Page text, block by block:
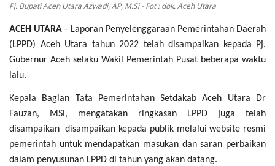
Pj. Bupati Aceh Utara Azwadi, AP, M.Si - Fot : dok. Aceh Utara
ACEH UTARA - Laporan Penyelenggaraan Pemerintahan Daerah
(LPPD) Aceh Utara tahun 2022 telah disampaikan kepada Pj.
Gubernur Aceh selaku Wakil Pemerintah Pusat beberapa waktu
lalu.
Kepala Bagian Tata Pemerintahan Setdakab Aceh Utara Dr
Fauzan, MSi, mengatakan ringkasan LPPD juga telah
disampaikan disampaikan kepada publik melalui website resmi
pemerintah untuk mendapatkan masukan dan saran perbaikan
dalam penyusunan LPPD di tahun yang akan datang.